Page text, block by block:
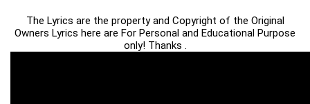
The Lyrics are the property and Copyright of the Original
Owners Lyrics here are For Personal and Educational Purpose
only! Thanks .